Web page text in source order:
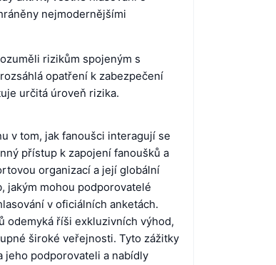
nejmodernějšími
rizikům spojeným s
opatření k zabezpečení
určitá úroveň rizika.
v tom, jak fanoušci interagují se
přístup k zapojení fanoušků a
organizací a její globální
jakým mohou podporovatelé
v oficiálních anketách.
odemyká říši exkluzivních výhod,
široké veřejnosti. Tyto zážitky
jeho podporovateli a nabídly